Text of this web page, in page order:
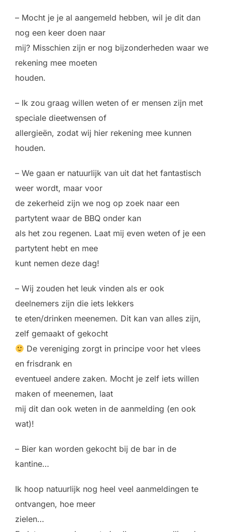
– Mocht je je al aangemeld hebben, wil je dit dan
nog een keer doen naar
mij? Misschien zijn er nog bijzonderheden waar we
rekening mee moeten
houden.
– Ik zou graag willen weten of er mensen zijn met
speciale dieetwensen of
allergieën, zodat wij hier rekening mee kunnen
houden.
– We gaan er natuurlijk van uit dat het fantastisch
weer wordt, maar voor
de zekerheid zijn we nog op zoek naar een
partytent waar de BBQ onder kan
als het zou regenen. Laat mij even weten of je een
partytent hebt en mee
kunt nemen deze dag!
– Wij zouden het leuk vinden als er ook
deelnemers zijn die iets lekkers
te eten/drinken meenemen. Dit kan van alles zijn,
zelf gemaakt of gekocht
De vereniging zorgt in principe voor het vlees
en frisdrank en
eventueel andere zaken. Mocht je zelf iets willen
maken of meenemen, laat
mij dit dan ook weten in de aanmelding (en ook
wat)!
– Bier kan worden gekocht bij de bar in de
kantine…
Ik hoop natuurlijk nog heel veel aanmeldingen te
ontvangen, hoe meer
zielen…